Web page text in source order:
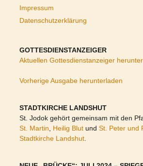
Impressum
Datenschutzerklärung
GOTTESDIENSTANZEIGER
Aktuellen Gottesdienstanzeiger
Vorherige Ausgabe herunterladen
STADTKIRCHE LANDSHUT
St. Jodok gehört gemeinsam mit den
St. Martin
Heilig Blut und St. Peter und
Stadtkirche Landshut